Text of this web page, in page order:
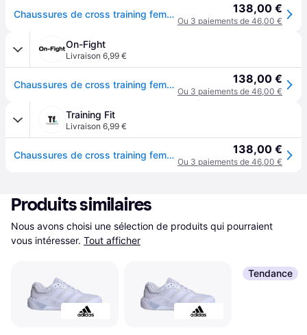
Chaussures de cross training femme Under Armour Reign 6 - Gris 138,00 €
Ou 3 paiements de 46,00 €
On-Fight
Livraison 6,99 €
Chaussures de cross training femme Under Armour Reign 6 - Gris 138,00 €
Ou 3 paiements de 46,00 €
Training Fit
Livraison 6,99 €
Chaussures de cross training femme Under Armour Reign 6 - Gris 138,00 €
Ou 3 paiements de 46,00 €
Produits similaires
Nous avons choisi une sélection de produits qui pourraient
vous intéresser. Tout afficher
Tendance